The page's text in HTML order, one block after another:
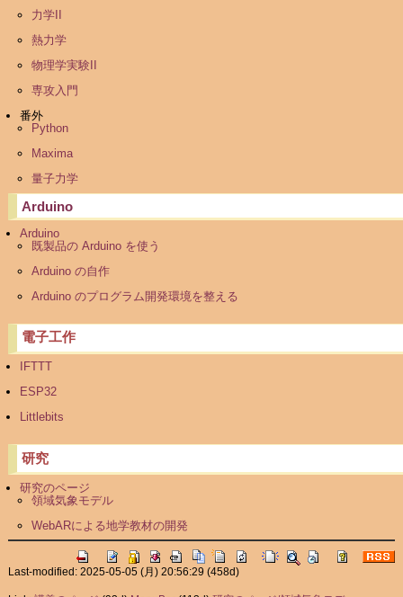
力学II
熱力学
物理学実験II
専攻入門
番外
Python
Maxima
量子力学
Arduino
Arduino
既製品の Arduino を使う
Arduino の自作
Arduino のプログラム開発環境を整える
電子工作
IFTTT
ESP32
Littlebits
研究
研究のページ
領域気象モデル
WebARによる地学教材の開発
Last-modified: 2025-05-05 (月) 20:56:29 (458d)